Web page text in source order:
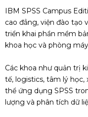
IBM SPSS Campus
cao đẳng, viện đào tạo
triển khai phần mềm
khoa học và phòng
Các khoa như quản trị
tế, logistics, tâm lý học,
thể ứng dụng SPSS
lượng và phân tích dữ